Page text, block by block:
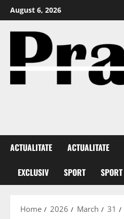
August 6, 2026
ACTUALITATE ACTUALITATE
EXCLUSIV SPORT SPORT
Home 2026 March 31